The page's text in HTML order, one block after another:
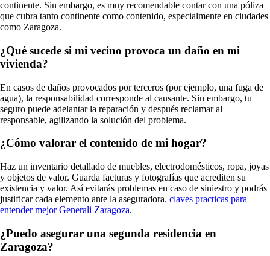
continente. Sin embargo, es muy recomendable contar con una póliza
que cubra tanto continente como contenido, especialmente en ciudades
como Zaragoza.
¿Qué sucede si mi vecino provoca un daño en mi
vivienda?
En casos de daños provocados por terceros (por ejemplo, una fuga de
agua), la responsabilidad corresponde al causante. Sin embargo, tu
seguro puede adelantar la reparación y después reclamar al
responsable, agilizando la solución del problema.
¿Cómo valorar el contenido de mi hogar?
Haz un inventario detallado de muebles, electrodomésticos, ropa, joyas
y objetos de valor. Guarda facturas y fotografías que acrediten su
existencia y valor. Así evitarás problemas en caso de siniestro y podrás
justificar cada elemento ante la aseguradora. claves practicas para
entender mejor Generali Zaragoza.
¿Puedo asegurar una segunda residencia en
Zaragoza?